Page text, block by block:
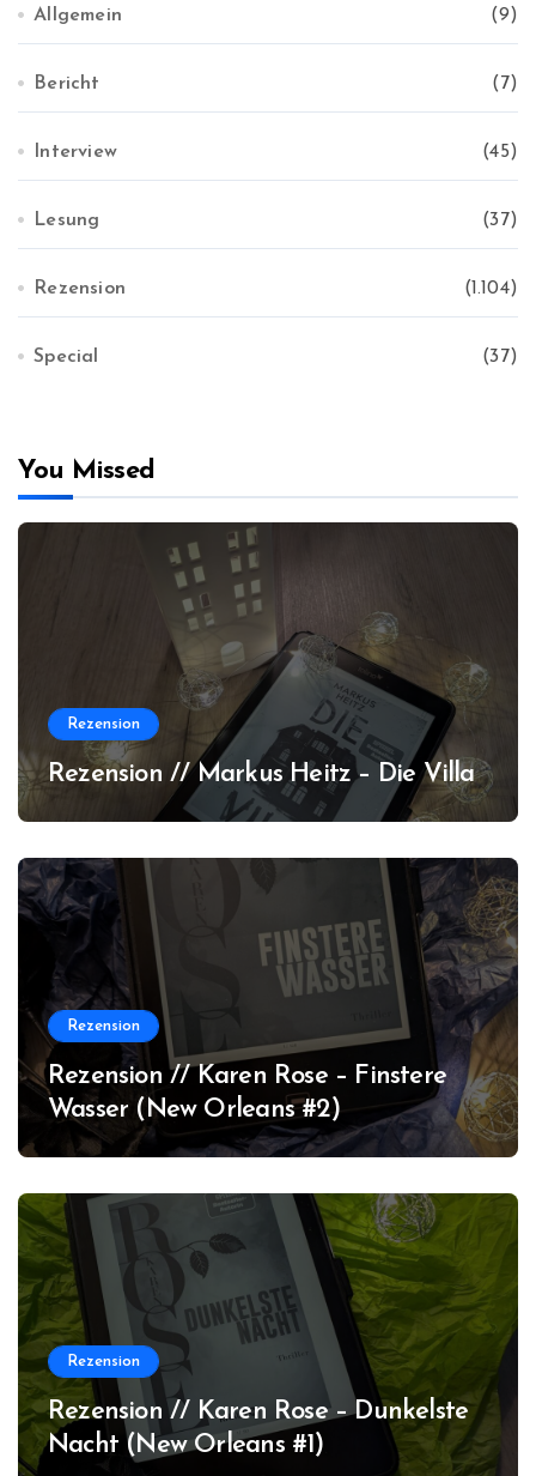
Allgemein (9)
Bericht (7)
Interview (45)
Lesung (37)
Rezension (1.104)
Special (37)
You Missed
Rezension
Rezension // Markus Heitz – Die Villa
Rezension
Rezension // Karen Rose – Finstere
Wasser (New Orleans #2)
Rezension
Rezension // Karen Rose – Dunkelste
Nacht (New Orleans #1)